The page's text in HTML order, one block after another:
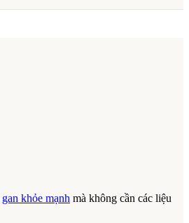
gan khỏe mạnh mà không cần các liệu